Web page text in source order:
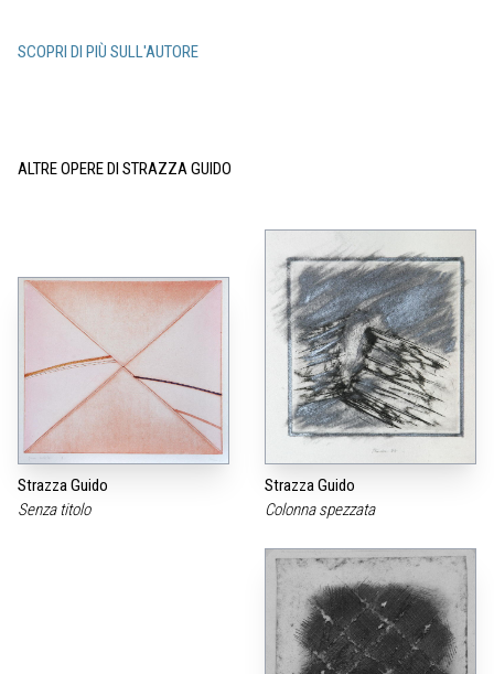
SCOPRI DI PIÙ SULL'AUTORE
ALTRE OPERE DI STRAZZA GUIDO
Strazza Guido
Senza titolo
Strazza Guido
Colonna spezzata